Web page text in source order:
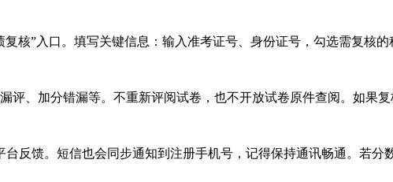
”入口。填写关键信息：输入准考证号、身份证号，勾选需复核的
、加分错漏等。不重新评阅试卷，也不开放试卷原件查阅。如果复
馈。短信也会同步通知到注册手机号，记得保持通讯畅通。若分